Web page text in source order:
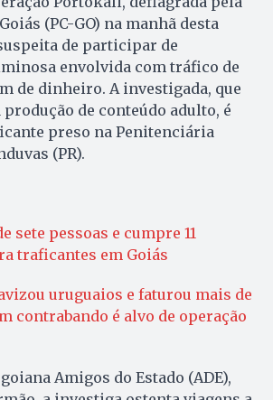
(PC-GO) na manhã desta
de participar de
envolvida com tráfico de
de dinheiro. A investigada, que
produção de conteúdo adulto, é
preso na Penitenciária
(PR).
sete pessoas e cumpre 11
traficantes em Goiás
uruguaios e faturou mais de
contrabando é alvo de operação
Amigos do Estado (ADE),